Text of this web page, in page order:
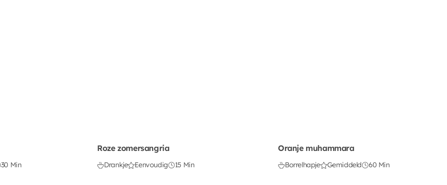
30 Min
Roze zomersangria
Drankje Eenvoudig 15 Min
Oranje muhammara
Borrelhapje Gemiddeld 60 Min